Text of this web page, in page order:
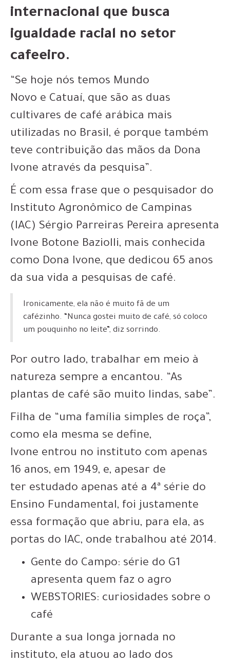
internacional que busca
igualdade racial no setor
cafeeiro.
“Se hoje nós temos Mundo
Novo e Catuaí, que são as duas
cultivares de café arábica mais
utilizadas no Brasil, é porque também
teve contribuição das mãos da Dona
Ivone através da pesquisa ”.
É com essa frase que o pesquisador do
Instituto Agronômico de Campinas
(IAC) Sérgio Parreiras Pereira apresenta
Ivone Botone Baziolli, mais conhecida
como Dona Ivone, que dedicou 65 anos
da sua vida a pesquisas de café.
Ironicamente, ela não é muito fã de um
cafézinho. “Nunca gostei muito de café, só coloco
um pouquinho no leite”, diz sorrindo.
Por outro lado, trabalhar em meio à
natureza sempre a encantou. “ As
plantas de café são muito lindas, sabe”.
Filha de “uma família simples de roça”,
como ela mesma se define,
Ivone entrou no instituto com apenas
16 anos, em 1949, e, apesar de
ter estudado apenas até a 4ª série do
Ensino Fundamental, foi justamente
essa formação que abriu, para ela, as
portas do IAC, onde trabalhou até 2014.
Gente do Campo: série do G1
apresenta quem faz o agro
WEBSTORIES: curiosidades sobre o
café
Durante a sua longa jornada no
instituto, ela atuou ao lado dos